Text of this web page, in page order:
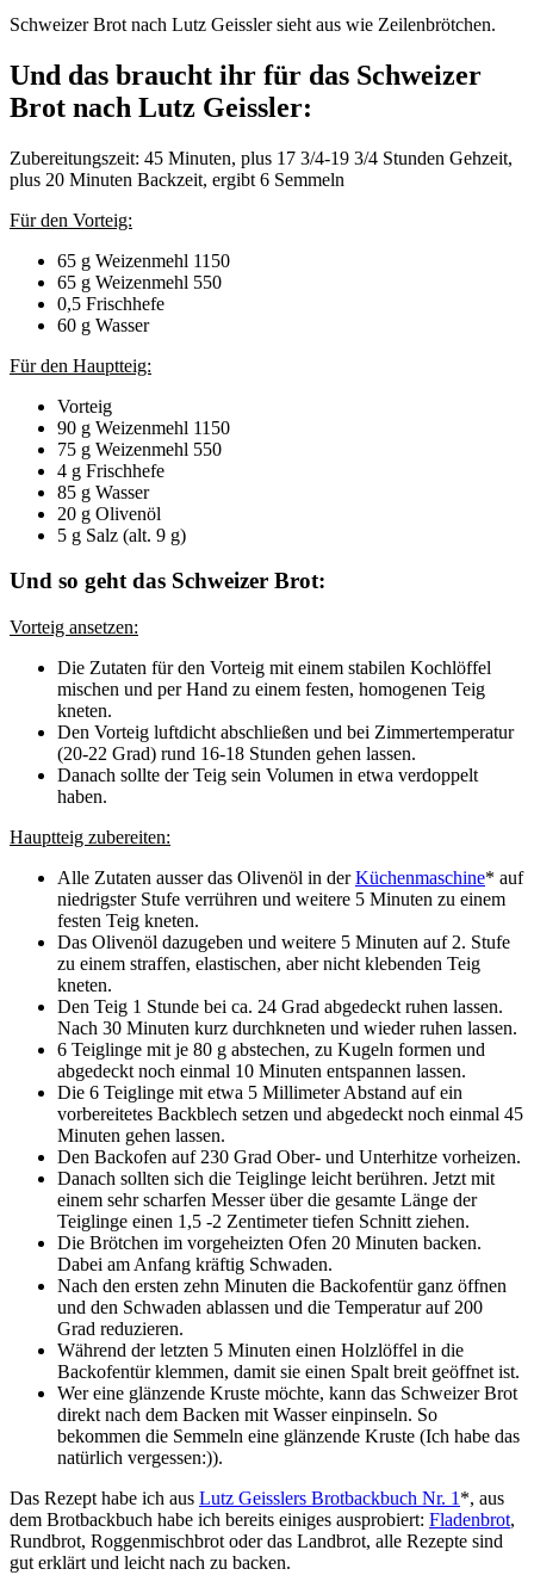
Schweizer Brot nach Lutz Geissler sieht aus wie Zeilenbrötchen.
Und das braucht ihr für das Schweizer
Brot nach Lutz Geissler:
Zubereitungszeit: 45 Minuten, plus 17 3/4-19 3/4 Stunden Gehzeit,
plus 20 Minuten Backzeit, ergibt 6 Semmeln
Für den Vorteig:
65 g Weizenmehl 1150
65 g Weizenmehl 550
0,5 Frischhefe
60 g Wasser
Für den Hauptteig:
Vorteig
90 g Weizenmehl 1150
75 g Weizenmehl 550
4 g Frischhefe
85 g Wasser
20 g Olivenöl
5 g Salz (alt. 9 g)
Und so geht das Schweizer Brot:
Vorteig ansetzen:
Die Zutaten für den Vorteig mit einem stabilen Kochlöffel
mischen und per Hand zu einem festen, homogenen Teig
kneten.
Den Vorteig luftdicht abschließen und bei Zimmertemperatur
(20-22 Grad) rund 16-18 Stunden gehen lassen.
Danach sollte der Teig sein Volumen in etwa verdoppelt
haben.
Hauptteig zubereiten:
Alle Zutaten ausser das Olivenöl in derKüchenmaschine* auf
niedrigster Stufe verrühren und weitere 5 Minuten zu einem
festen Teig kneten.
Das Olivenöl dazugeben und weitere 5 Minuten auf 2. Stufe
zu einem straffen, elastischen, aber nicht klebenden Teig
kneten.
Den Teig 1 Stunde bei ca. 24 Grad abgedeckt ruhen lassen.
Nach 30 Minuten kurz durchkneten und wieder ruhen lassen.
6 Teiglinge mit je 80 g abstechen, zu Kugeln formen und
abgedeckt noch einmal 10 Minuten entspannen lassen.
Die 6 Teiglinge mit etwa 5 Millimeter Abstand auf ein
vorbereitetes Backblech setzen und abgedeckt noch einmal 45
Minuten gehen lassen.
Den Backofen auf 230 Grad Ober- und Unterhitze vorheizen.
Danach sollten sich die Teiglinge leicht berühren. Jetzt mit
einem sehr scharfen Messer über die gesamte Länge der
Teiglinge einen 1,5 -2 Zentimeter tiefen Schnitt ziehen.
Die Brötchen im vorgeheizten Ofen 20 Minuten backen.
Dabei am Anfang kräftig Schwaden.
Nach den ersten zehn Minuten die Backofentür ganz öffnen
und den Schwaden ablassen und die Temperatur auf 200
Grad reduzieren.
Während der letzten 5 Minuten einen Holzlöffel in die
Backofentür klemmen, damit sie einen Spalt breit geöffnet ist.
Wer eine glänzende Kruste möchte, kann das Schweizer Brot
direkt nach dem Backen mit Wasser einpinseln. So
bekommen die Semmeln eine glänzende Kruste (Ich habe das
natürlich vergessen:)).
Das Rezept habe ich aus Lutz Geisslers Brotbackbuch Nr. 1 *, aus
dem Brotbackbuch habe ich bereits einiges ausprobiert: Fladenbrot,
Rundbrot, Roggenmischbrot oder das Landbrot, alle Rezepte sind
gut erklärt und leicht nach zu backen.